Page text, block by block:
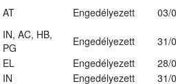
AT Engedélyezett
03/
IN, AC, HB,
PG
Engedélyezett
31/
EL Engedélyezett
28/
IN Engedélyezett
31/